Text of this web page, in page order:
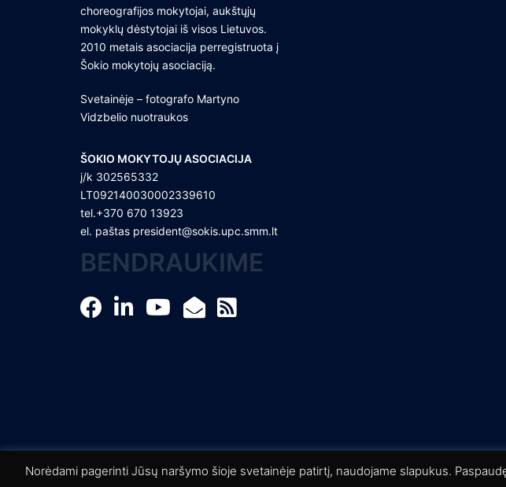
choreografijos mokytojai, aukštųjų
mokyklų dėstytojai iš visos Lietuvos.
2010 metais asociacija perregistruota į
Šokio mokytojų asociaciją.
Svetainėje – fotografo Martyno
Vidzbelio nuotraukos
ŠOKIO MOKYTOJŲ ASOCIACIJA
į/k 302565332
LT092140030002339610
tel.+370 670 13923
el. paštas president@sokis.upc.smm.lt
BENDRAUKIME
© 2026 Šokio mokytojų asociacija. Proudly powered bySydney
Norėdami pagerinti Jūsų naršymo šioje svetainėje patirtį, naudojame slapukus.